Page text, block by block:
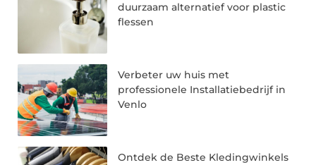
duurzaam alternatief voor plastic
flessen
Verbeter uw huis met
professionele Installatiebedrijf in
Venlo
Ontdek de Beste Kledingwinkels